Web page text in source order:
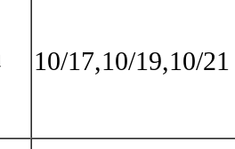
10/17,10/19,10/